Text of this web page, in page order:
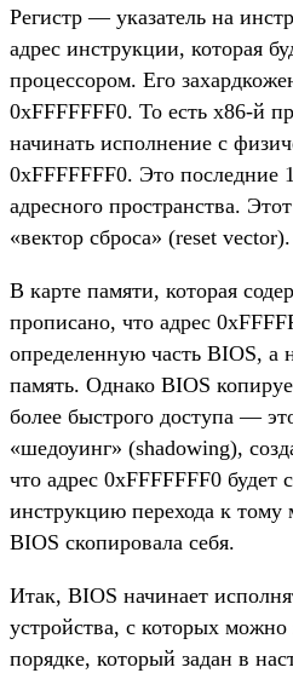
Регистр — указатель на
адрес инструкции, которая
процессором. Его
0xFFFFFFF0. То есть x86-й
начинать исполнение с
0xFFFFFFF0. Это последние
адресного пространства.
«вектор сброса» (reset vector).
В карте памяти, которая
прописано, что адрес
определенную часть BIOS, а
память. Однако BIOS
более быстрого доступа —
«шедоуинг» (shadowing),
что адрес 0xFFFFFFF0 будет
инструкцию перехода к тому
BIOS скопировала себя.
Итак, BIOS начинает
устройства, с которых можно
порядке, который задан в